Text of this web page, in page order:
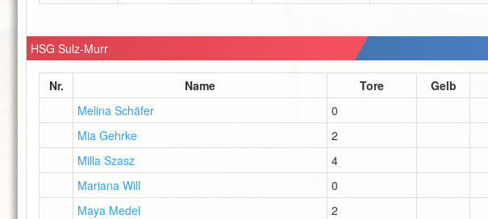
HSG Sulz-Murr
Nr. Name Tore Gelb
Melina Schäfer
0
Mia Gehrke
2
Milla Szasz
4
Mariana Will
0
Maya Medel
2